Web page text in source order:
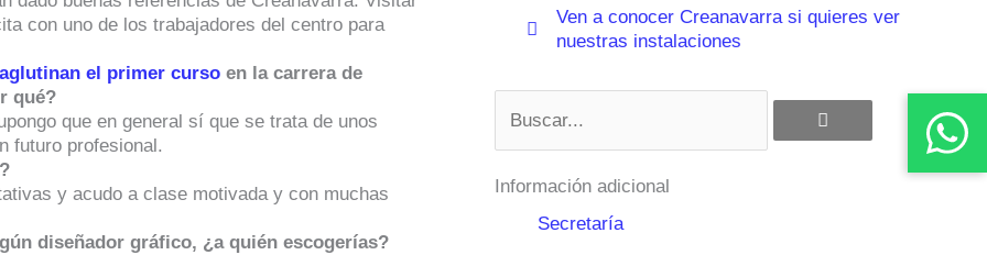
con uno de los trabajadores del centro para
el primer curso en la carrera de
qué?
que en general sí que se trata de unos
futuro profesional.
?
y acudo a clase motivada y con muchas
diseñador gráfico, ¿a quién escogerías?
Ven a conocer Creanavarra si quieres ver
nuestras instalaciones
Información adicional
Secretaría